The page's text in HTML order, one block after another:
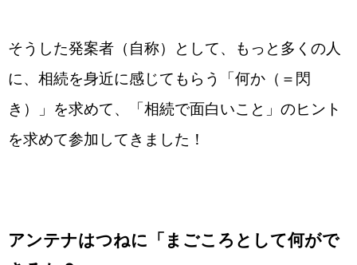
そうした発案者（自称）として、もっと多くの人
に、相続を身近に感じてもらう「何か（＝閃
き）」を求めて、「相続で面白いこと」のヒント
を求めて参加してきました！
アンテナはつねに「まごころとして何がで